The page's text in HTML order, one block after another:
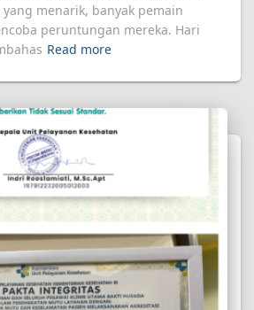
menarik, banyak pemain
peruntungan mereka. Hari
Read more